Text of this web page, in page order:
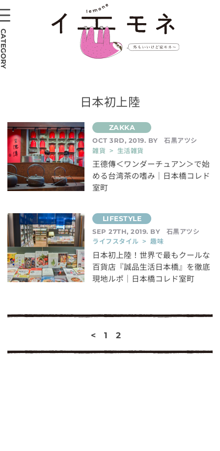
日本初上陸
OCT 3RD, 2019. BY
石黒アツシ
雑貨 > 生活雑貨
王德傳＜ワンダーチュアン＞で始
める台湾茶の嗜み｜日本橋コレド
室町
SEP 27TH, 2019. BY
石黒アツシ
ライフスタイル > 趣味
日本初上陸！世界で最もクールな
百貨店『誠品生活日本橋』を徹底
現地ルポ｜日本橋コレド室町
< 1 2